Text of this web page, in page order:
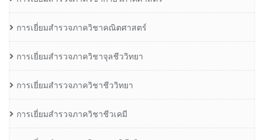
การเยี่ยมสำรวจภาควิชาคณิตศาสตร์
การเยี่ยมสำรวจภาควิชาจุลชีววิทยา
การเยี่ยมสำรวจภาควิชาชีววิทยา
การเยี่ยมสำรวจภาควิชาชีวเคมี